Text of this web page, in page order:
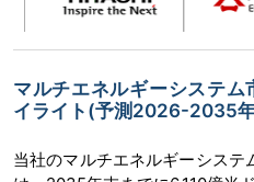
マルチエネルギーシステ
イライト(予測2026-2035
当社のマルチエネルギーシス